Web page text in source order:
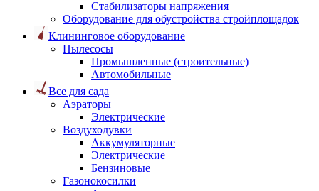
Стабилизаторы напряжения
Оборудование для обустройства стройплощадок
Клининговое оборудование
Пылесосы
Промышленные (строительные)
Автомобильные
Все для сада
Аэраторы
Электрические
Воздуходувки
Аккумуляторные
Электрические
Бензиновые
Газонокосилки